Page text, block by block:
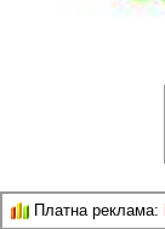
Платна реклама: